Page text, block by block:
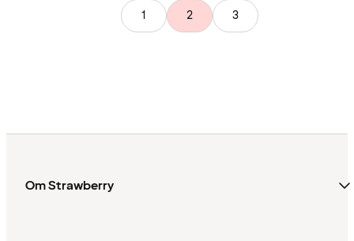
1 2 3
Om Strawberry